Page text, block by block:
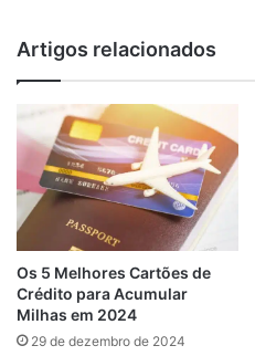
Artigos relacionados
Os 5 Melhores Cartões de
Crédito para Acumular
Milhas em 2024
29 de dezembro de 2024